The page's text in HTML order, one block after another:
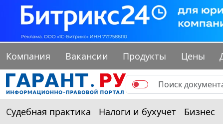
Компания Вакансии Продукты Цены
Судебная практика Налоги и бухучет Бизнес